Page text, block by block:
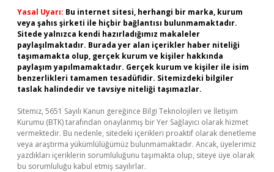
Yasal Uyarı: Bu internet sitesi, herhangi bir marka, kurum
veya şahıs şirketi ile hiçbir bağlantısı bulunmamaktadır.
Sitede yalnızca kendi hazırladığımız makaleler
paylaşılmaktadır. Burada yer alan içerikler haber niteliği
taşımamakta olup, gerçek kurum ve kişiler hakkında
paylaşım yapılmamaktadır. Gerçek kurum ve kişiler ile isim
benzerlikleri tamamen tesadüfidir. Sitemizdeki bilgiler
taslak halindedir ve tavsiye niteliği taşımazlar.
Sitemiz, 5651 Sayılı Kanun gereğince Bilgi Teknolojileri ve İletişim
Kurumu (BTK) tarafından onaylanmış bir Yer Sağlayıcı olarak hizmet
vermektedir. Bu nedenle, sitedeki içerikleri proaktif olarak denetleme
veya araştırma yükümlülüğümüz bulunmamaktadır. Ancak, üyelerimiz
yazdıkları içeriklerin sorumluluğunu taşımakta olup, siteye üye olarak
bu sorumluluğu kabul etmiş sayılırlar.